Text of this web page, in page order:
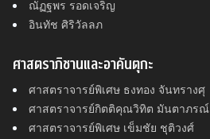
ณัฏฐพร รอดเจริญ
อินทัช ศิริวัลลภ
ศาสตราภิชานและอาคันตุกะ
ศาสตราจารย์พิเศษ ธงทอง จันทรางศุ
ศาสตราจารย์กิตติคุณวิทิต มันตาภรณ์
ศาสตราจารย์พิเศษ เข็มชัย ชุติวงศ์